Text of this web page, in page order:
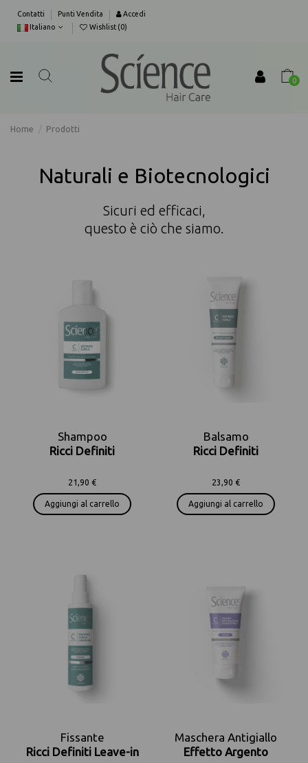
Contatti Punti Vendita
Accedi
Italiano
Wishlist (0)
0
Home Prodotti
Naturali e Biotecnologici
Sicuri ed efficaci,
questo è ciò che siamo.
Shampoo
Ricci Definiti
21,90 €
Aggiungi al carrello
Balsamo
Ricci Definiti
23,90 €
Aggiungi al carrello
Fissante
Ricci Definiti Leave-in
Maschera Antigiallo
Effetto Argento